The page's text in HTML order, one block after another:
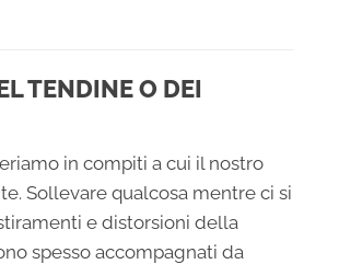
TENDINE O DEI
in compiti a cui il nostro
Sollevare qualcosa mentre ci si
e distorsioni della
spesso accompagnati da